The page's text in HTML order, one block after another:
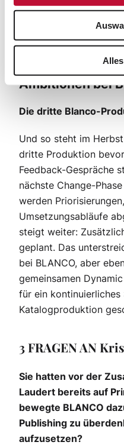
das Unternehmen zu
Wissen vom
Dynamic
Ambitionen bei
Die dritte Blanco-
Und so steht im
dritte Produktion
Feedback-Gespräche
nächste Change-
werden
Umsetzungsabläufe
steigt weiter:
geplant. Das
bei BLANCO, aber
gemeinsamen
für ein kontinuierliches
Katalogproduktion
3 FRAGEN AN
Sie hatten vor der
Laudert bereits auf
bewegte BLANCO
Publishing zu
aufzusetzen?